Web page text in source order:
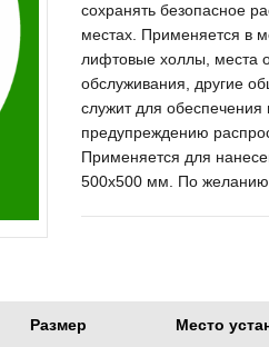
сохранять безопасное
местах. Применяется в
лифтовые холлы, места
обслуживания, другие
служит для
предупреждению
Применяется для
500x500 мм. По желанию
Размер Место